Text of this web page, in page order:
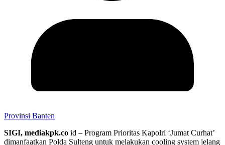
Provinsi Banten
SIGI, mediakpk.co id – Program Prioritas Kapolri ‘Jumat Curhat’
dimanfaatkan Polda Sulteng untuk melakukan cooling system jelang